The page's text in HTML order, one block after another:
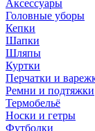
Аксессуары
Головные уборы
Кепки
Шапки
Шляпы
Куртки
Перчатки и
Ремни и подтяжки
Термобельё
Носки и гетры
Футболки